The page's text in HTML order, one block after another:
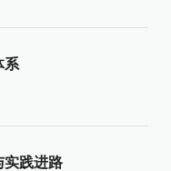
系
实践进路